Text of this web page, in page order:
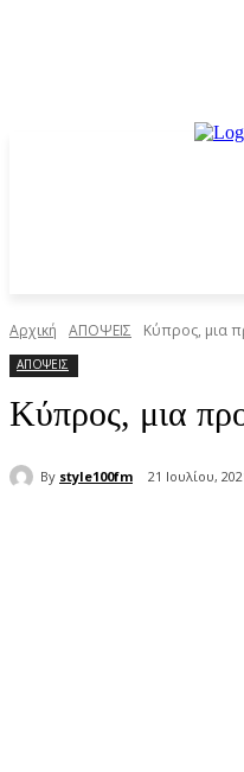
Αρχική ΑΠΟΨΕΙΣ Κύπρος, μια
ΑΠΟΨΕΙΣ
Κύπρος, μια
By style100fm 21 Ιουλίου,